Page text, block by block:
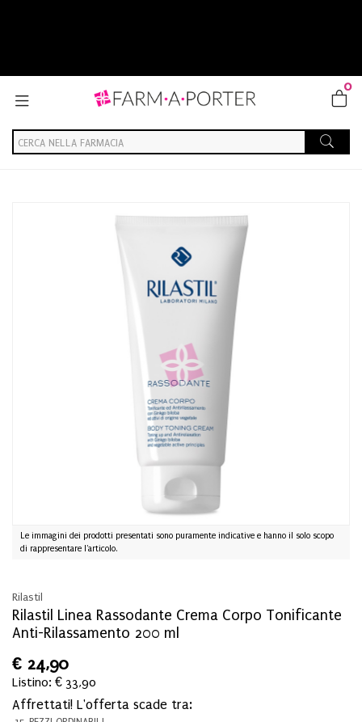
0
Le immagini dei prodotti presentati sono puramente indicative e hanno il solo scopo
di rappresentare l'articolo.
Rilastil
Rilastil Linea Rassodante Crema Corpo Tonificante
Anti-Rilassamento 200 ml
€ 24,90
Listino: € 33,90
Affrettati! L'offerta scade tra: